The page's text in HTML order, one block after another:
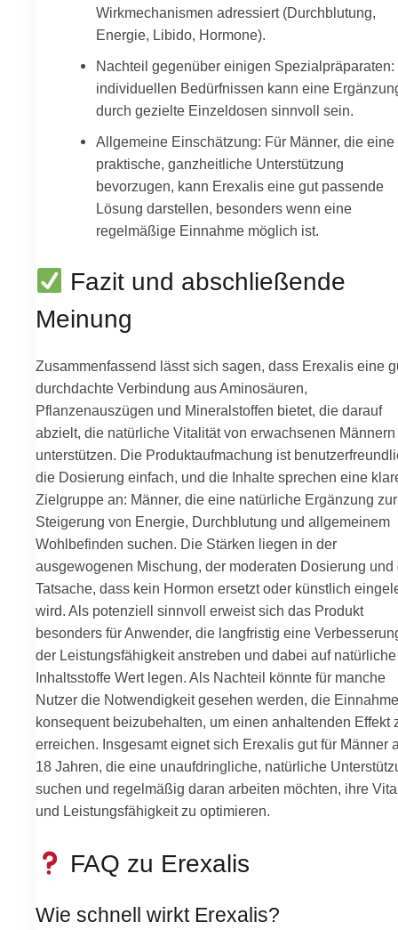
Wirkmechanismen adressiert (Durchblutung,
Energie, Libido, Hormone).
Nachteil gegenüber einigen Spezialpräparaten:
individuellen Bedürfnissen kann eine
durch gezielte Einzeldosen sinnvoll sein.
Allgemeine Einschätzung: Für Männer, die eine
praktische, ganzheitliche Unterstützung
bevorzugen, kann Erexalis eine gut passende
Lösung darstellen, besonders wenn eine
regelmäßige Einnahme möglich ist.
Fazit und abschließende
Meinung
Zusammenfassend lässt sich sagen, dass Erexalis eine
durchdachte Verbindung aus Aminosäuren,
Pflanzenauszügen und Mineralstoffen bietet, die darauf
abzielt, die natürliche Vitalität von erwachsenen Männern
unterstützen. Die Produktaufmachung ist
die Dosierung einfach, und die Inhalte sprechen eine
Zielgruppe an: Männer, die eine natürliche Ergänzung zur
Steigerung von Energie, Durchblutung und allgemeinem
Wohlbefinden suchen. Die Stärken liegen in der
ausgewogenen Mischung, der moderaten Dosierung und
Tatsache, dass kein Hormon ersetzt oder künstlich
wird. Als potenziell sinnvoll erweist sich das Produkt
besonders für Anwender, die langfristig eine
der Leistungsfähigkeit anstreben und dabei auf natürliche
Inhaltsstoffe Wert legen. Als Nachteil könnte für manche
Nutzer die Notwendigkeit gesehen werden, die Einnahme
konsequent beizubehalten, um einen anhaltenden Effekt
erreichen. Insgesamt eignet sich Erexalis gut für Männer
18 Jahren, die eine unaufdringliche, natürliche
suchen und regelmäßig daran arbeiten möchten, ihre
und Leistungsfähigkeit zu optimieren.
FAQ zu Erexalis
Wie schnell wirkt Erexalis?